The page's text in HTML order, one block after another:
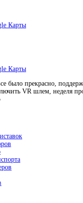
Карты
Карты
было прекрасно,
VR шлем, неделя